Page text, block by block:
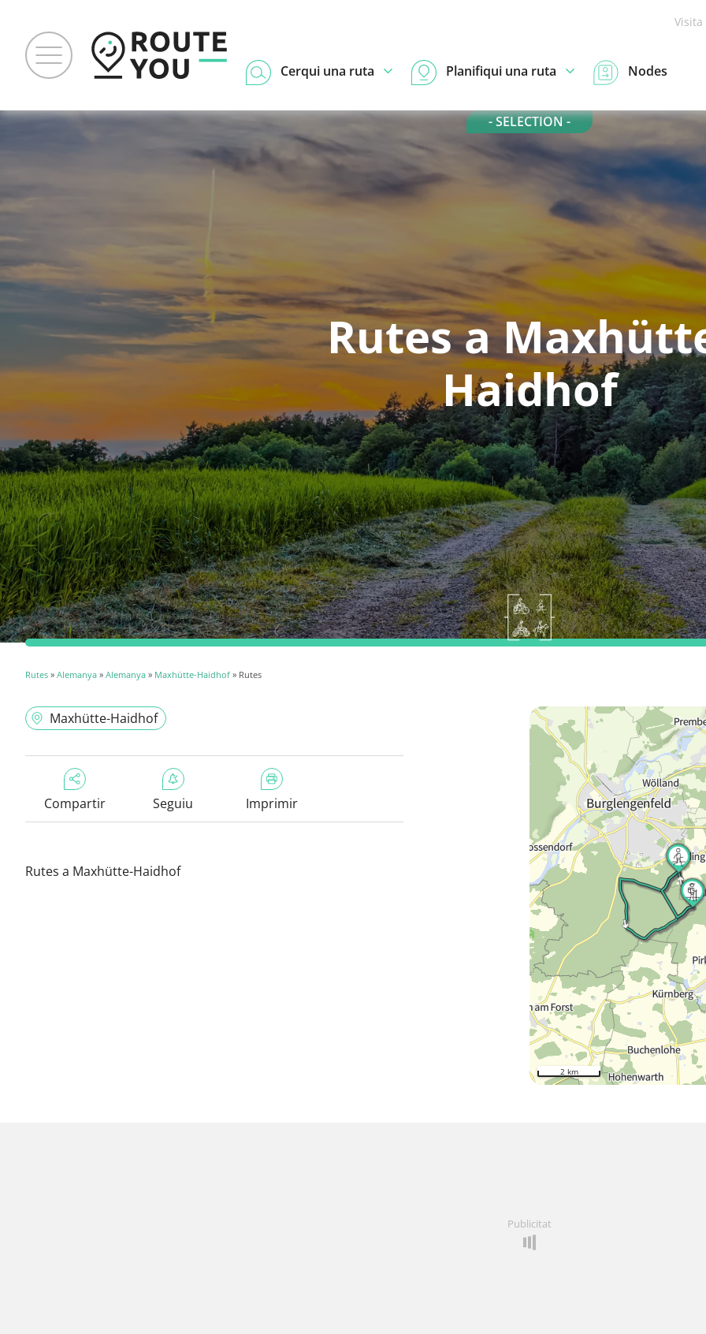
Cerqui una ruta Planifiqui una ruta Nodes
- SELECTION -
Rutes a
Haidhof
Rutes » Alemanya » Alemanya » Maxhütte-Haidhof » Rutes
Maxhütte-Haidhof
Compartir Seguiu Imprimir
Rutes a Maxhütte-Haidhof
2 km
Publicitat